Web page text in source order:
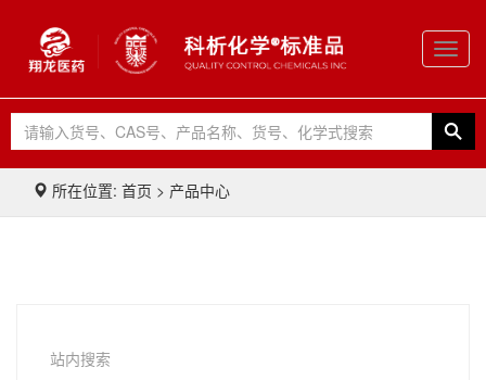
所在位置: 首页 > 产品中心
站内搜索